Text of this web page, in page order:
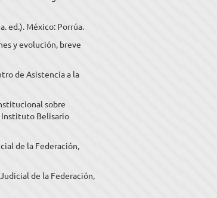
ed.). México: Porrúa.
y evolución, breve
de Asistencia a la
sobre
Instituto Belisario
de la Federación,
de la Federación,